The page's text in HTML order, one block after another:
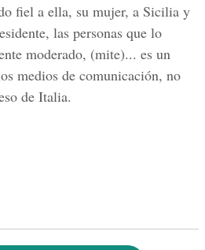
fiel a ella, su mujer, a Sicilia y
las personas que lo
moderado, (mite)... es un
medios de comunicación, no
de Italia.